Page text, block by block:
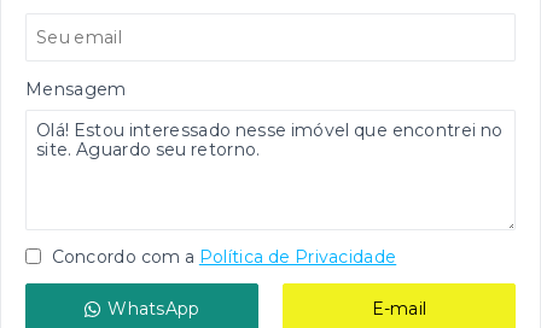
Mensagem
Concordo com a Política de Privacidade
WhatsApp E-mail